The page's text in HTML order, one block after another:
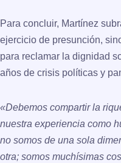
Para concluir, Martínez
ejercicio de presunción,
para reclamar la dignidad
años de crisis políticas y
«Debemos compartir la
nuestra experiencia como
no somos de una sola
otra; somos muchísimas